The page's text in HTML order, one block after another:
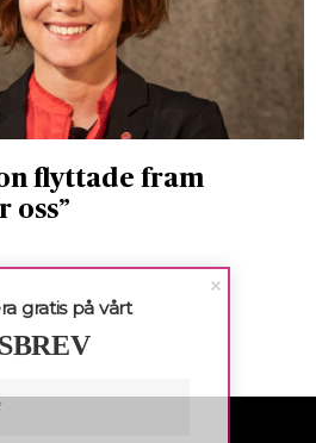
flyttade fram
oss”
gratis på vårt